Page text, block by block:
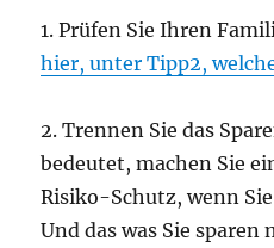
1. Prüfen Sie Ihren
hier, unter Tipp2,
2. Trennen Sie das
bedeutet, machen Sie
Risiko-Schutz, wenn
Und das was Sie